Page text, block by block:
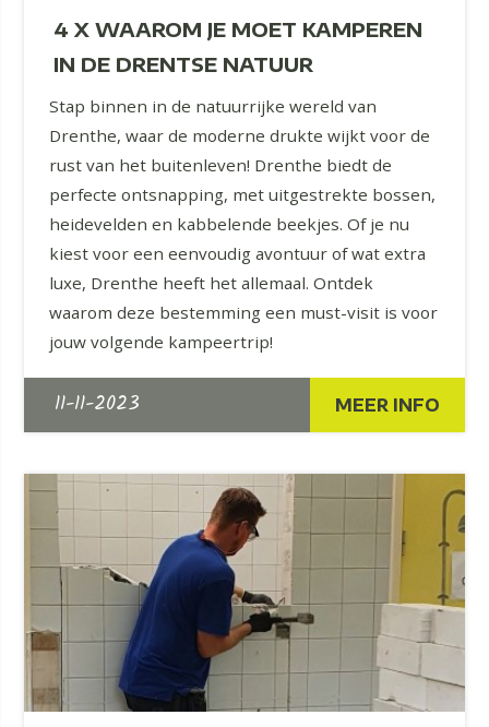
4 X WAAROM JE MOET KAMPEREN
IN DE DRENTSE NATUUR
Stap binnen in de natuurrijke wereld van
Drenthe, waar de moderne drukte wijkt voor de
rust van het buitenleven! Drenthe biedt de
perfecte ontsnapping, met uitgestrekte bossen,
heidevelden en kabbelende beekjes. Of je nu
kiest voor een eenvoudig avontuur of wat extra
luxe, Drenthe heeft het allemaal. Ontdek
waarom deze bestemming een must-visit is voor
jouw volgende kampeertrip!
11-11-2023 MEER INFO